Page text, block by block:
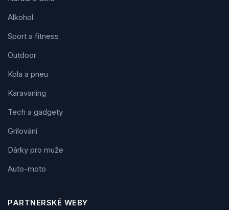
Alkohol
Sport a fitness
Outdoor
Kola a pneu
Karavaning
Tech a gadgety
Grilování
Dárky pro muže
Auto-moto
PARTNERSKÉ WEBY